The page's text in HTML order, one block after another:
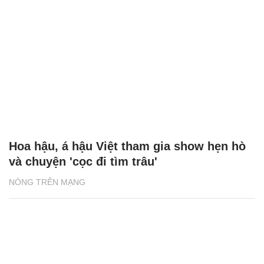
NÓNG TRÊN MẠNG
Hoa hậu, á hậu Việt tham gia show hẹn hò
và chuyện 'cọc đi tìm trâu'